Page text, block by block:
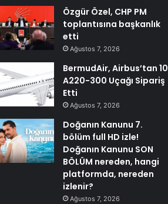
Özgür Özel, CHP PM
toplantısına başkanlık
etti
Ağustos 7, 2026
BermudAir, Airbus’tan 10
A220-300 Uçağı Sipariş
Etti
Ağustos 7, 2026
Doğanın Kanunu 7.
bölüm full HD izle!
Doğanın Kanunu SON
BÖLÜM nereden, hangi
platformda, nereden
izlenir?
Ağustos 7, 2026